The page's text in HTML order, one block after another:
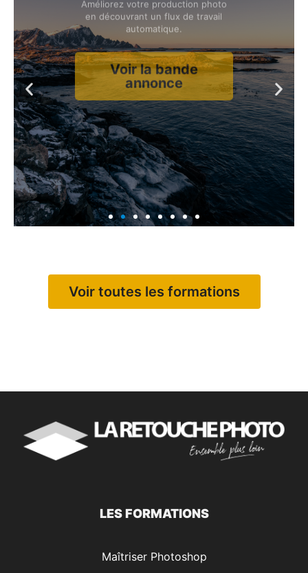
Maîtriser Lightroom
Classic
Améliorez votre production photo
en découvrant un flux de travail
Voir la bande
annonce
Voir toutes les formations
LES FORMATIONS
Maîtriser Photoshop